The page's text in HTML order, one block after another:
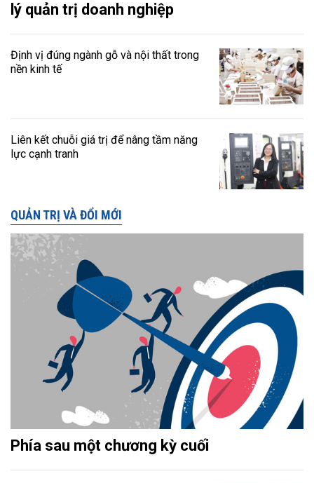
lý quản trị doanh nghiệp
Định vị đúng ngành gỗ và nội thất trong
nền kinh tế
Liên kết chuỗi giá trị để nâng tầm năng
lực cạnh tranh
QUẢN TRỊ VÀ ĐỔI MỚI
Phía sau một chương kỳ cuối